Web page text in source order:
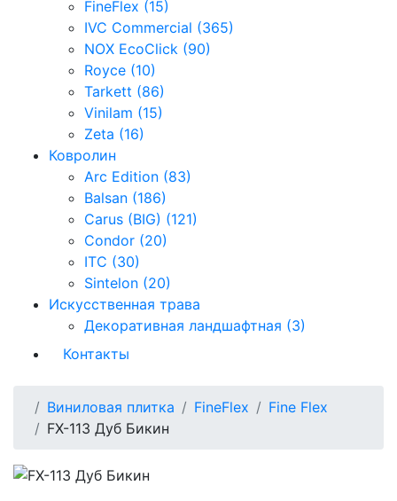
FineFlex (15)
IVC Commercial (365)
NOX EcoClick (90)
Royce (10)
Tarkett (86)
Vinilam (15)
Zeta (16)
Ковролин
Arc Edition (83)
Balsan (186)
Carus (BIG) (121)
Condor (20)
ITC (30)
Sintelon (20)
Искусственная трава
Декоративная ландшафтная (3)
Контакты
Виниловая плитка FineFlex
Fine Flex
FX-113 Дуб Бикин